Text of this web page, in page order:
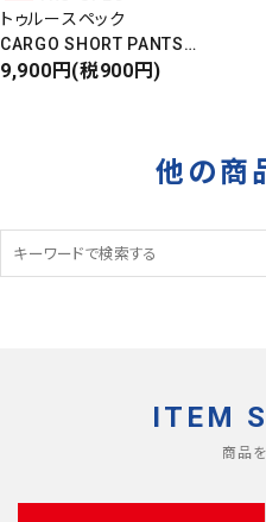
トゥルースペック
CARGO SHORT PANTS
カーゴショートパンツ
9,900円(税900円)
他の商
ITEM
商品